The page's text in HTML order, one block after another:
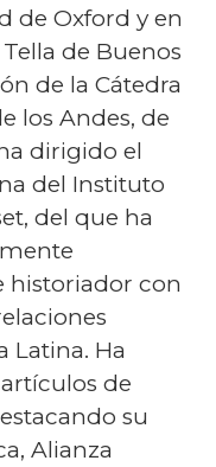
de Oxford y en
de Buenos
de la Cátedra
los Andes, de
dirigido el
del Instituto
del que ha
historiador con
Latina. Ha
de
su
Alianza